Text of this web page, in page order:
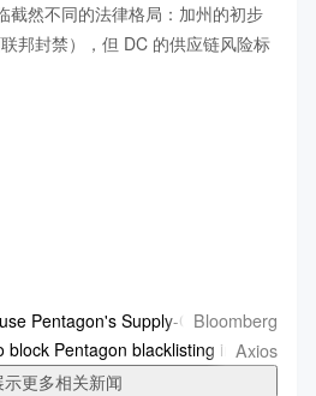
截然不同的法律格局：加州的初步
邦封禁），但 DC 的供应链风险标
Pentagon's Supply-Chain Risk
Bloomberg
Pentagon blacklisting in DC court
Axios
示更多相关新闻